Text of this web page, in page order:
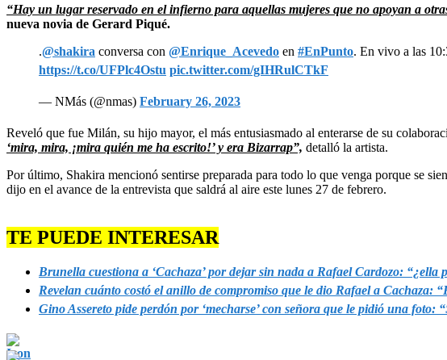
“Hay un lugar reservado en el infierno para aquellas mujeres que no apoyan a
nueva novia de Gerard Piqué.
.@shakira conversa con @Enrique_Acevedo en #EnPunto. En vivo a las
https://t.co/UFPlc4Ostu pic.twitter.com/gIHRulCTkF
— NMás (@nmas) February 26, 2023
Reveló que fue Milán, su hijo mayor, el más entusiasmado al enterarse de su
‘mira, mira, ¡mira quién me ha escrito!’ y era Bizarrap”, detalló la artista.
Por último, Shakira mencionó sentirse preparada para todo lo que venga porque se
dijo en el avance de la entrevista que saldrá al aire este lunes 27 de febrero.
TE PUEDE INTERESAR
Brunella cuestiona a ‘Cachaza’ por dejar sin nada a Rafael Cardozo: “¿ella
Revelan cuánto costó el anillo de compromiso que le dio Rafael a Cachaza:
Gino Assereto pide perdón por ‘mecharse’ con señora que le pidió una foto: